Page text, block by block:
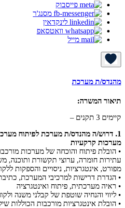
פייסבוק
מסנג'ר
לינקדאין
וואטסאפ
מייל
מהנדס/ת מערכת
תיאור המשרה:
קיימים 3 תקנים –
1. דרוש/ה מהנדס/ת מערכת לפיתוח
מערכות קרקעיות
עתירות חומרה, ערוצי תקשורת ותוכנה,
מפורט, אינטגרציות, ניסויים והספקות
• הגדרת דרישות למרכיבי המערכת,
• ראיה מערכתית, פיתוח ואינטגרציה
• ליווי והנחיה שוטפת של קבלני משנה
• הובלת אינטגרציות מורכבות הכוללות